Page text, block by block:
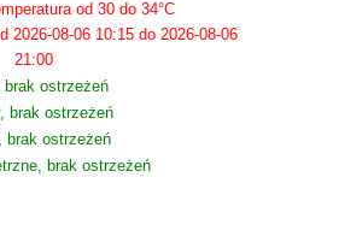
od 30 do 34°C
2026-08-06 10:15 do 2026-08-06
21:00
brak ostrzeżeń
brak ostrzeżeń
brak ostrzeżeń
brak ostrzeżeń